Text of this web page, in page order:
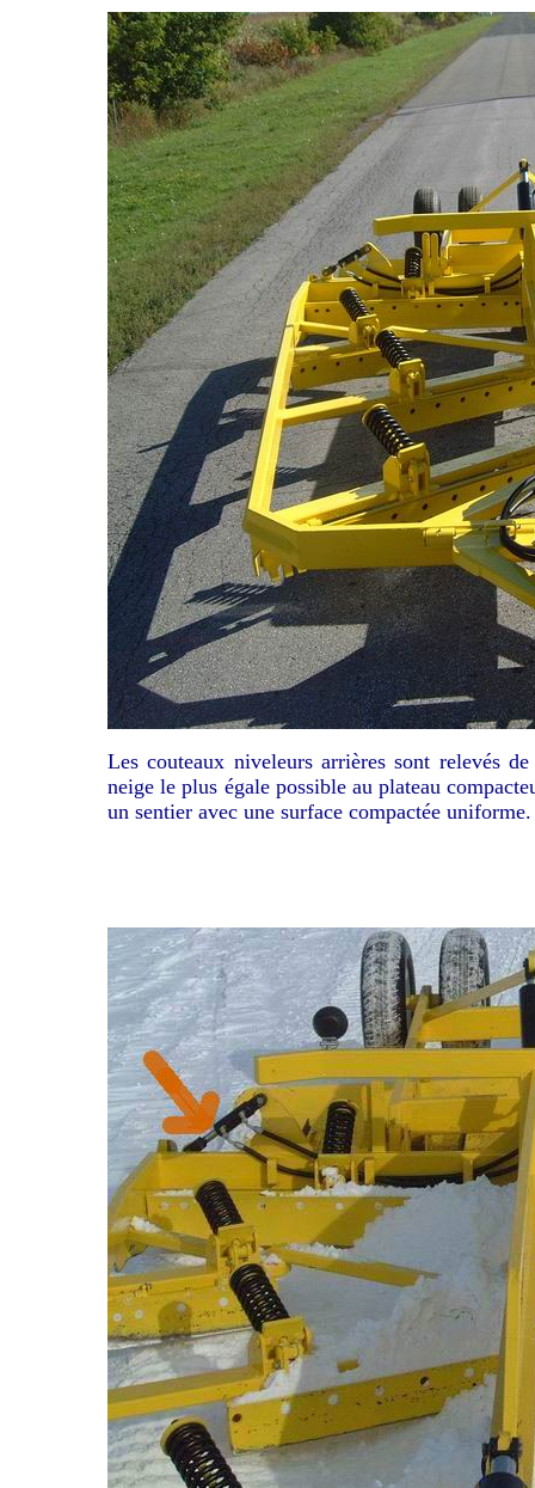
Les couteaux niveleurs arrières sont relevés
neige le plus égale possible au plateau
un sentier avec une surface compactée uniforme.